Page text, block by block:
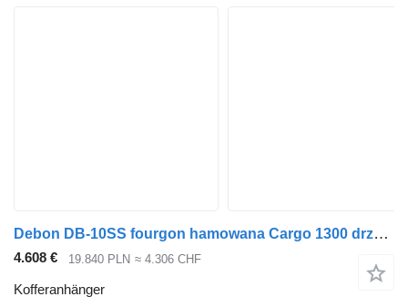
Debon DB-10SS fourgon hamowana Cargo 1300 drzwi 1300kg
4.608 € 19.840 PLN ≈ 4.306 CHF
Kofferanhänger